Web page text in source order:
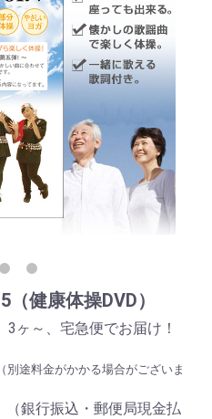
健康体操DVD）
ヶ～、宅急便でお届け！
途料金がかかる場合がございま
銀行振込・郵便局現金払